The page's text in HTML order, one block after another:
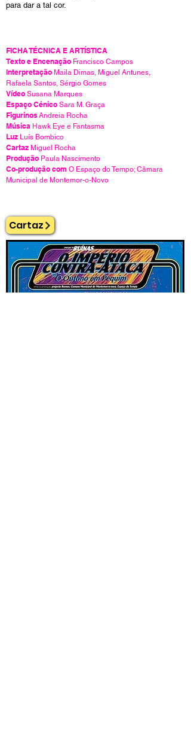
para dar a tal cor.
FICHA TÉCNICA E ARTÍSTICA
Texto e Encenação Francisco Campos
Interpretação Maila Dimas, Miguel Antunes,
Rafaela Santos, Sérgio Gomes
Vídeo Susana Marques
Espaço Cénico Sara M. Graça
FigurinosAndreia Rocha
Música Hawk Eye e Fantasma
Luz Luís Bombico
Cartaz Miguel Rocha
Produção Paula Nascimento
Co-produção com O Espaço do Tempo; Câmara
Municipal de Montemor-o-Novo
Cartaz